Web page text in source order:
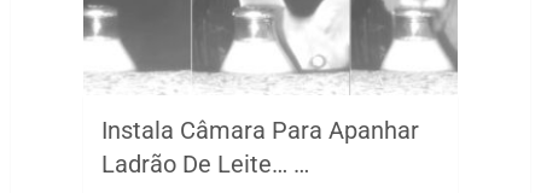
Instala Câmara Para Apanhar
Ladrão De Leite… …